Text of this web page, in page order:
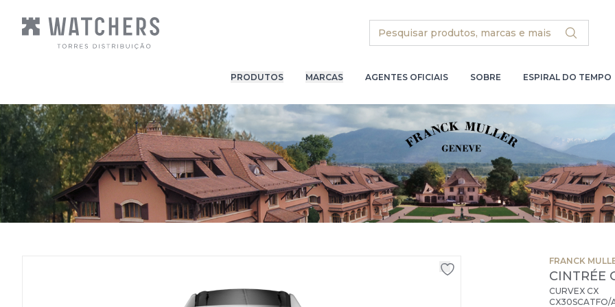
Search
PRODUTOS MARCAS AGENTES OFICIAIS SOBRE ESPIRAL DO TEMPO
FRANCK
CINTRÉE
CURVEX CX
CX30SCATFO/